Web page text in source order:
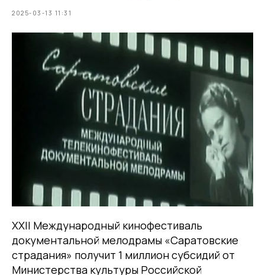
2025-03-13 11:31
XXII Международный кинофестиваль
документальной мелодрамы «Саратовские
страдания» получит 1 миллион субсидий от
Министерства культуры Российской